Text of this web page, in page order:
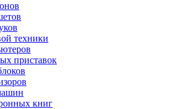
техники
приставок
книг